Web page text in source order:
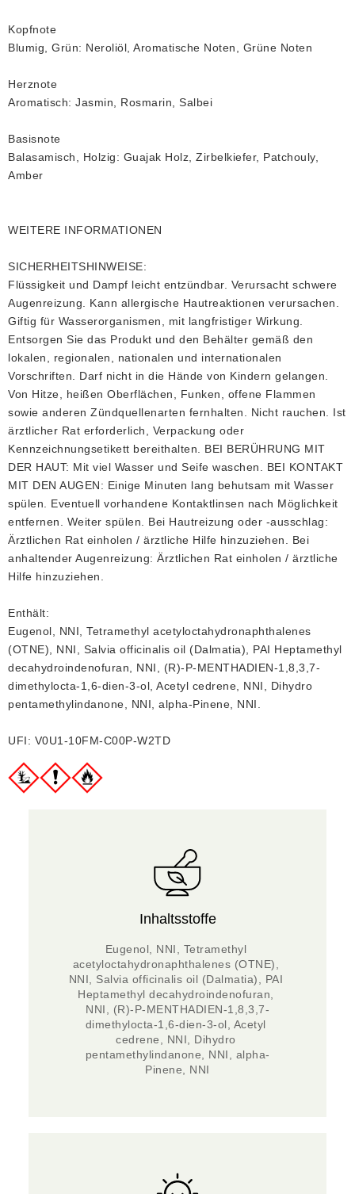
Kopfnote
Blumig, Grün: Neroliöl, Aromatische Noten, Grüne Noten
Herznote
Aromatisch: Jasmin, Rosmarin, Salbei
Basisnote
Balasamisch, Holzig: Guajak Holz, Zirbelkiefer, Patchouly,
Amber
WEITERE INFORMATIONEN
SICHERHEITSHINWEISE:
Flüssigkeit und Dampf leicht entzündbar. Verursacht schwere
Augenreizung. Kann allergische Hautreaktionen verursachen.
Giftig für Wasserorganismen, mit langfristiger Wirkung.
Entsorgen Sie das Produkt und den Behälter gemäß den
lokalen, regionalen, nationalen und internationalen
Vorschriften. Darf nicht in die Hände von Kindern gelangen.
Von Hitze, heißen Oberflächen, Funken, offene Flammen
sowie anderen Zündquellenarten fernhalten. Nicht rauchen. Ist
ärztlicher Rat erforderlich, Verpackung oder
Kennzeichnungsetikett bereithalten. BEI BERÜHRUNG MIT
DER HAUT: Mit viel Wasser und Seife waschen. BEI KONTAKT
MIT DEN AUGEN: Einige Minuten lang behutsam mit Wasser
spülen. Eventuell vorhandene Kontaktlinsen nach Möglichkeit
entfernen. Weiter spülen. Bei Hautreizung oder -ausschlag:
Ärztlichen Rat einholen / ärztliche Hilfe hinzuziehen. Bei
anhaltender Augenreizung: Ärztlichen Rat einholen / ärztliche
Hilfe hinzuziehen.
Enthält:
Eugenol, NNI, Tetramethyl acetyloctahydronaphthalenes
(OTNE), NNI, Salvia officinalis oil (Dalmatia), PAI Heptamethyl
decahydroindenofuran, NNI, (R)-P-MENTHADIEN-1,8,3,7-
dimethylocta-1,6-dien-3-ol, Acetyl cedrene, NNI, Dihydro
pentamethylindanone, NNI, alpha-Pinene, NNI.
UFI: V0U1-10FM-C00P-W2TD
Inhaltsstoffe
Eugenol, NNI, Tetramethyl
acetyloctahydronaphthalenes (OTNE),
NNI, Salvia officinalis oil (Dalmatia), PAI
Heptamethyl decahydroindenofuran,
NNI, (R)-P-MENTHADIEN-1,8,3,7-
dimethylocta-1,6-dien-3-ol, Acetyl
cedrene, NNI, Dihydro
pentamethylindanone, NNI, alpha-
Pinene, NNI